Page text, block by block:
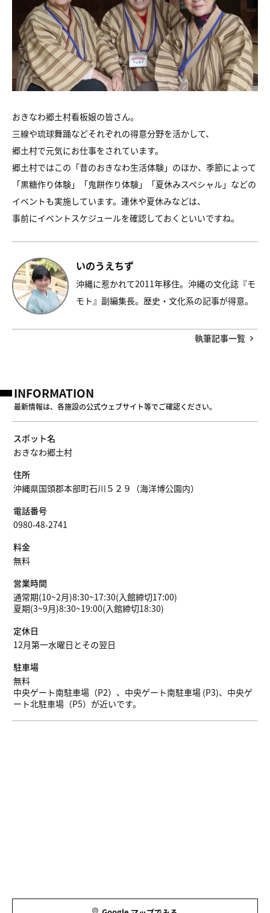
おきなわ郷土村看板娘の皆さん。
三線や琉球舞踊などそれぞれの得意分野を活かして、
郷土村で元気にお仕事をされています。
郷土村ではこの「昔のおきなわ生活体験」のほか、季節によって
「黒糖作り体験」「鬼餅作り体験」「夏休みスペシャル」などの
イベントも実施しています。連休や夏休みなどは、
事前にイベントスケジュールを確認しておくといいですね。
いのうえちず
沖縄に惹かれて2011年移住。沖縄の文化誌『モ
モト』副編集長。歴史・文化系の記事が得意。​
執筆記事一覧
INFORMATION
最新情報は、各施設の公式ウェブサイト等でご確認ください。
スポット名
おきなわ郷土村
住所
沖縄県国頭郡本部町石川５２９（海洋博公園内）
電話番号
0980-48-2741
料金
無料
営業時間
通常期(10~2月)8:30~17:30(入館締切17:00)
夏期(3~9月)8:30~19:00(入館締切18:30)
定休日
12月第一水曜日とその翌日
駐車場
無料
中央ゲート南駐車場（P2）、中央ゲート南駐車場 (P3)、中央ゲ
ート北駐車場（P5）が近いです。